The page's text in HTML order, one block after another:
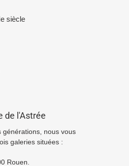
siècle
de l'Astrée
générations, nous vous
galeries situées :
Rouen.